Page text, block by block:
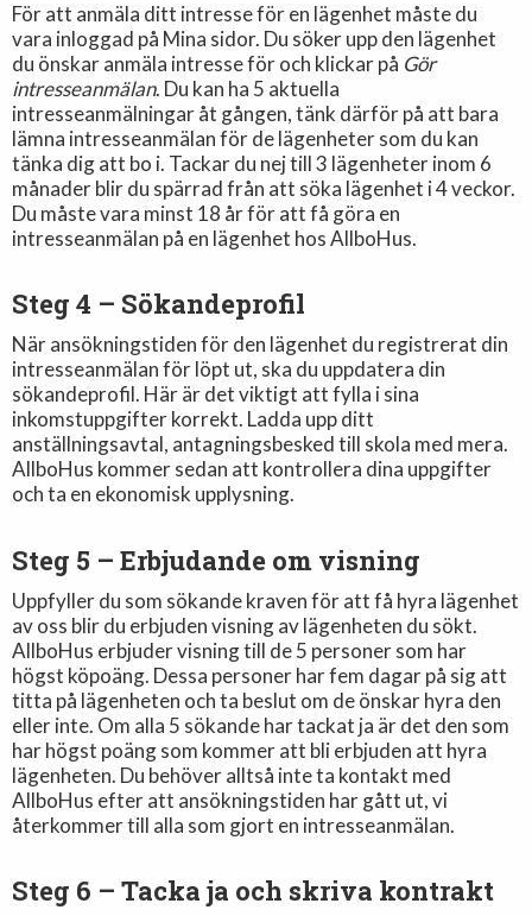
För att anmäla ditt intresse för en lägenhet måste du
vara inloggad på Mina sidor. Du söker upp den lägenhet
du önskar anmäla intresse för och klickar på Gör
intresseanmälan. Du kan ha 5 aktuella
intresseanmälningar åt gången, tänk därför på att bara
lämna intresseanmälan för de lägenheter som du kan
tänka dig att bo i. Tackar du nej till 3 lägenheter inom 6
månader blir du spärrad från att söka lägenhet i 4 veckor.
Du måste vara minst 18 år för att få göra en
intresseanmälan på en lägenhet hos AllboHus.
Steg 4 – Sökandeprofil
När ansökningstiden för den lägenhet du registrerat din
intresseanmälan för löpt ut, ska du uppdatera din
sökandeprofil. Här är det viktigt att fylla i sina
inkomstuppgifter korrekt. Ladda upp ditt
anställningsavtal, antagningsbesked till skola med mera.
AllboHus kommer sedan att kontrollera dina uppgifter
och ta en ekonomisk upplysning.
Steg 5 – Erbjudande om visning
Uppfyller du som sökande kraven för att få hyra lägenhet
av oss blir du erbjuden visning av lägenheten du sökt.
AllboHus erbjuder visning till de 5 personer som har
högst köpoäng. Dessa personer har fem dagar på sig att
titta på lägenheten och ta beslut om de önskar hyra den
eller inte. Om alla 5 sökande har tackat ja är det den som
har högst poäng som kommer att bli erbjuden att hyra
lägenheten. Du behöver alltså inte ta kontakt med
AllboHus efter att ansökningstiden har gått ut, vi
återkommer till alla som gjort en intresseanmälan.
Steg 6 – Tacka ja och skriva kontrakt